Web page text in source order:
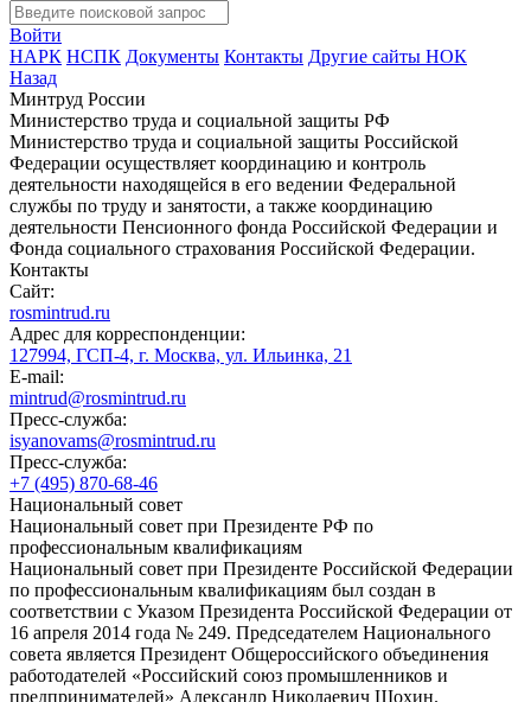
Войти
НАРК НСПК Документы Контакты Другие сайты НОК
Назад
Минтруд России
Министерство труда и социальной защиты РФ
Министерство труда и социальной защиты Российской
Федерации осуществляет координацию и контроль
деятельности находящейся в его ведении Федеральной
службы по труду и занятости, а также координацию
деятельности Пенсионного фонда Российской Федерации и
Фонда социального страхования Российской Федерации.
Контакты
Сайт:
rosmintrud.ru
Адрес для корреспонденции:
127994, ГСП-4, г. Москва, ул. Ильинка, 21
E-mail:
mintrud@rosmintrud.ru
Пресс-служба:
isyanovams@rosmintrud.ru
Пресс-служба:
+7 (495) 870-68-46
Национальный совет
Национальный совет при Президенте РФ по
профессиональным квалификациям
Национальный совет при Президенте Российской Федерации
по профессиональным квалификациям был создан в
соответствии с Указом Президента Российской Федерации от
16 апреля 2014 года № 249. Председателем Национального
совета является Президент Общероссийского объединения
работодателей «Российский союз промышленников и
предпринимателей» Александр Николаевич Шохин.